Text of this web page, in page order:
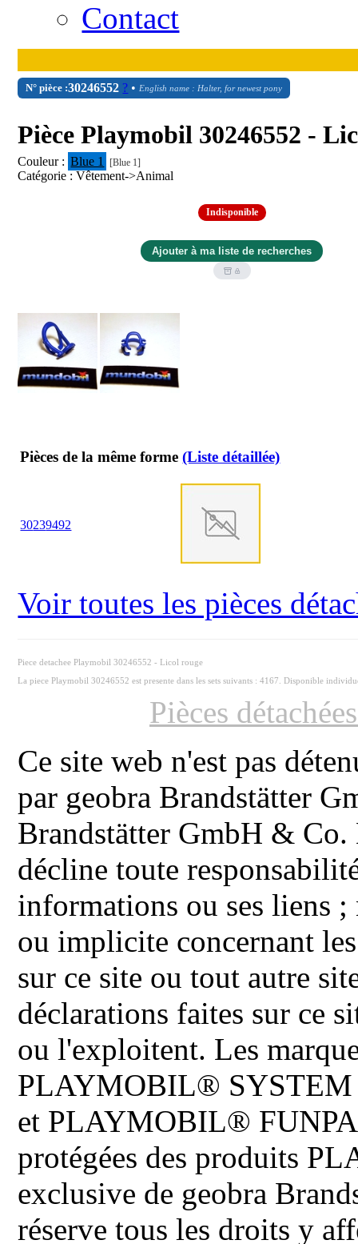
Contact
N° pièce :30246552 ? •English name : Halter, for newest pony
Pièce Playmobil 30246552 -
Couleur : Blue 1 [Blue 1]
Catégorie : Vêtement->Animal
Indisponible
Pièces de la même forme(Liste détaillée)
30239492
Voir toutes les pièces
Piece detachee Playmobil 30246552 - Licol rouge
La piece Playmobil 30246552 est presente dans les sets suivants : 4167. Disponible
Pièces
Ce site web n'est pas
par geobra Brandstätter
Brandstätter GmbH & Co.
décline toute
informations ou ses liens ;
ou implicite concernant
sur ce site ou tout autre
déclarations faites sur ce
ou l'exploitent. Les
PLAYMOBIL®
et PLAYMOBIL®
protégées des produits
exclusive de geobra
réserve tous les droits y